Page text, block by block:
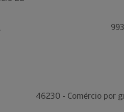
46230 - Comércio por